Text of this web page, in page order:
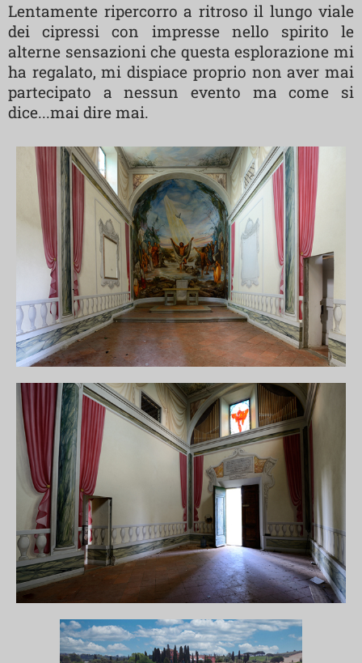
Lentamente ripercorro a ritroso il lungo viale
dei cipressi con impresse nello spirito le
alterne sensazioni che questa esplorazione mi
ha regalato, mi dispiace proprio non aver mai
partecipato a nessun evento ma come si
dice...mai dire mai.